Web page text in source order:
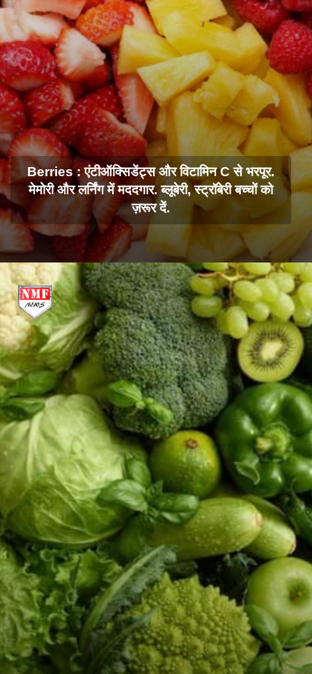
Berries : एंटीऑक्सिडेंट्स और विटामिन C से भरपूर.
मेमोरी और लर्निंग में मददगार. ब्लूबेरी, स्ट्रॉबेरी बच्चों को
ज़रूर दें.